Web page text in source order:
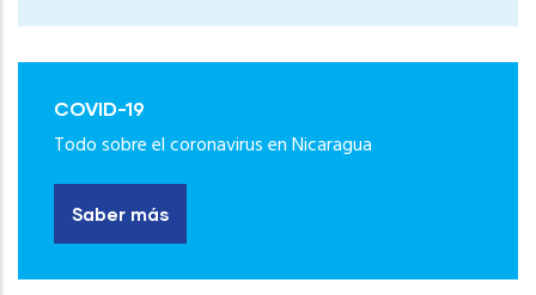
COVID-19
Todo sobre el coronavirus en Nicaragua
Saber más